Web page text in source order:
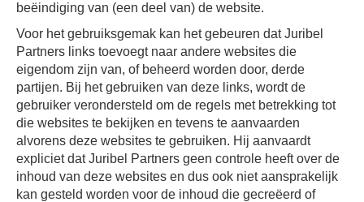
beëindiging van (een deel van) de website.
Voor het gebruiksgemak kan het gebeuren dat Juribel
Partners links toevoegt naar andere websites die
eigendom zijn van, of beheerd worden door, derde
partijen. Bij het gebruiken van deze links, wordt de
gebruiker verondersteld om de regels met betrekking tot
die websites te bekijken en tevens te aanvaarden
alvorens deze websites te gebruiken. Hij aanvaardt
expliciet dat Juribel Partners geen controle heeft over de
inhoud van deze websites en dus ook niet aansprakelijk
kan gesteld worden voor de inhoud die gecreëerd of